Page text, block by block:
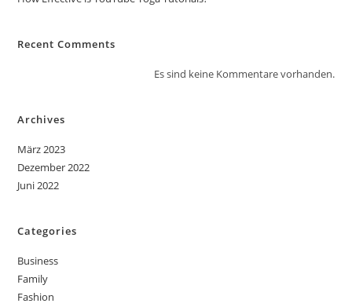
Recent Comments
Es sind keine Kommentare vorhanden.
Archives
März 2023
Dezember 2022
Juni 2022
Categories
Business
Family
Fashion